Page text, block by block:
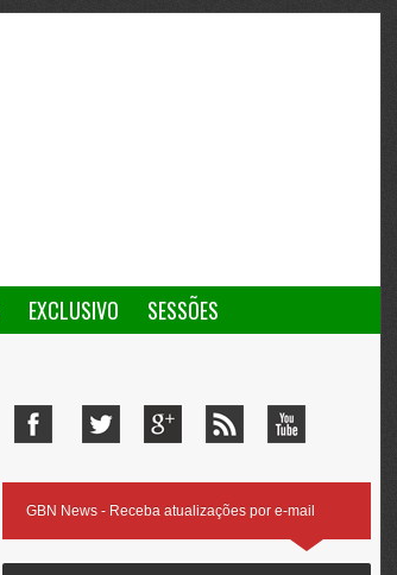
EXCLUSIVO
SESSÕES
GBN News - Receba atualizações por e-mail